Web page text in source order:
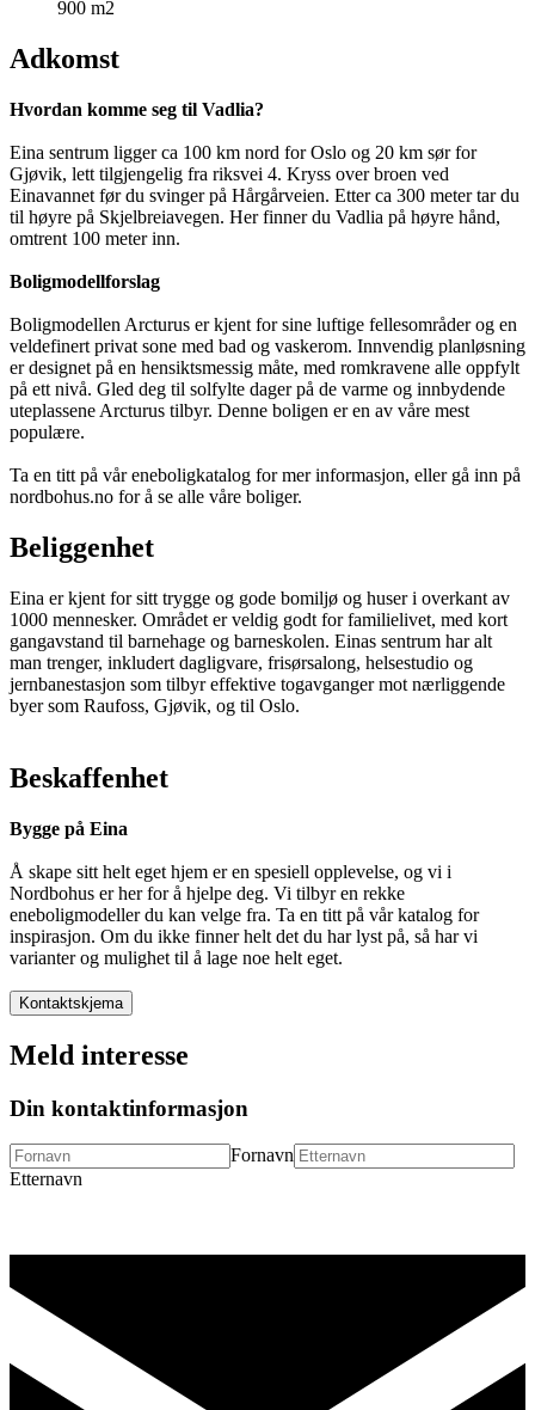
900 m2
Adkomst
Hvordan komme seg til Vadlia?
Eina sentrum ligger ca 100 km nord for Oslo og 20 km sør for
Gjøvik, lett tilgjengelig fra riksvei 4. Kryss over broen ved
Einavannet før du svinger på Hårgårveien. Etter ca 300 meter tar du
til høyre på Skjelbreiavegen. Her finner du Vadlia på høyre hånd,
omtrent 100 meter inn.
Boligmodellforslag
Boligmodellen Arcturus er kjent for sine luftige fellesområder og en
veldefinert privat sone med bad og vaskerom. Innvendig planløsning
er designet på en hensiktsmessig måte, med romkravene alle oppfylt
på ett nivå. Gled deg til solfylte dager på de varme og innbydende
uteplassene Arcturus tilbyr. Denne boligen er en av våre mest
populære.
Ta en titt på vår eneboligkatalog for mer informasjon, eller gå inn på
nordbohus.no for å se alle våre boliger.
Beliggenhet
Eina er kjent for sitt trygge og gode bomiljø og huser i overkant av
1000 mennesker. Området er veldig godt for familielivet, med kort
gangavstand til barnehage og barneskolen. Einas sentrum har alt
man trenger, inkludert dagligvare, frisørsalong, helsestudio og
jernbanestasjon som tilbyr effektive togavganger mot nærliggende
byer som Raufoss, Gjøvik, og til Oslo.
Beskaffenhet
Bygge på Eina
Å skape sitt helt eget hjem er en spesiell opplevelse, og vi i
Nordbohus er her for å hjelpe deg. Vi tilbyr en rekke
eneboligmodeller du kan velge fra. Ta en titt på vår katalog for
inspirasjon. Om du ikke finner helt det du har lyst på, så har vi
varianter og mulighet til å lage noe helt eget.
Kontaktskjema
Meld interesse
Din kontaktinformasjon
Fornavn
Etternavn